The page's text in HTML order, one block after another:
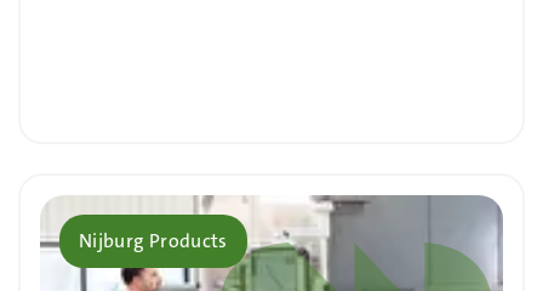
Bedrijf
Nijburg Products